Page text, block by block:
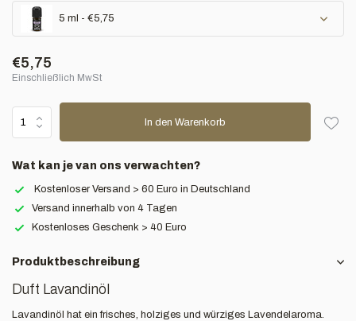
5 ml - €5,75
€5,75
Einschließlich MwSt
In den Warenkorb
Wat kan je van ons verwachten?
Kostenloser Versand > 60 Euro in Deutschland
Versand innerhalb von 4 Tagen
Kostenloses Geschenk > 40 Euro
Produktbeschreibung
Duft Lavandinöl
Lavandinöl hat ein frisches, holziges und würziges Lavendelaroma.